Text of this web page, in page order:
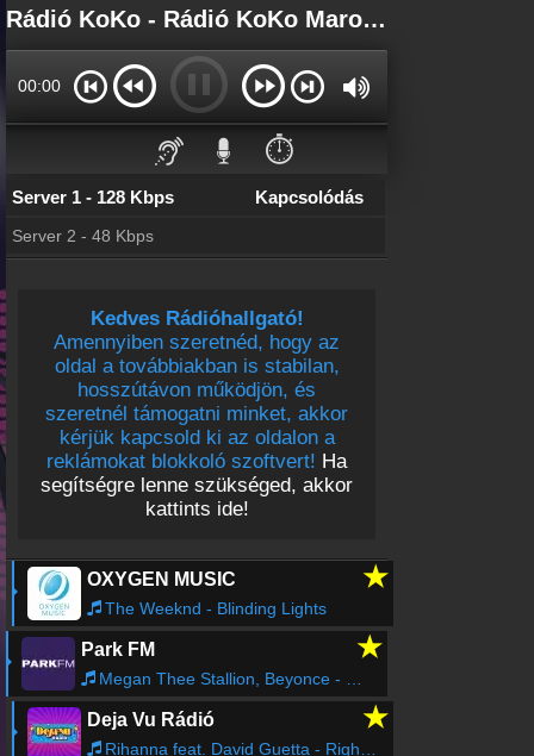
Főoldal
Bejelentkezés
Hozz létre saját fiókot!
Most szól
Partnerek
Rádió beágyazás
Ágyazd be weboldaladba
Online rádió készítés
Készítés lépésről lépésre
Rádió KoKo - Rádió KoKo Marosvásárhely - Rádió KoKo Online
00:00
⏱️
Server 1 - 128 Kbps Kapcsolódás
Server 2 - 48 Kbps
Kedves Rádióhallgató!
Amennyiben szeretnéd, hogy az
oldal a továbbiakban is stabilan,
hosszútávon működjön, és
szeretnél támogatni minket, akkor
kérjük kapcsold ki az oldalon a
reklámokat blokkoló szoftvert! Ha
segítségre lenne szükséged, akkor
kattints ide!
OXYGEN MUSIC ★
The Weeknd - Blinding Lights
Park FM ★
Megan Thee Stallion, Beyonce - Savage Remix
Deja Vu Rádió ★
Rihanna feat. David Guetta - Right Now